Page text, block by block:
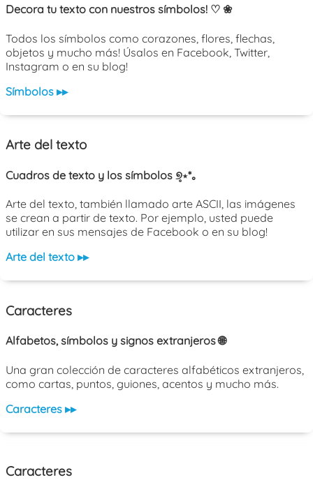
Decora tu texto con nuestros símbolos! ♡ ❀
Todos los símbolos como corazones, flores, flechas,
objetos y mucho más! Úsalos en Facebook, Twitter,
Instagram o en su blog!
Símbolos ▸▸
Arte del texto
Cuadros de texto y los símbolos ୭̥⋆*｡
Arte del texto, también llamado arte ASCII, las imágenes
se crean a partir de texto. Por ejemplo, usted puede
utilizar en sus mensajes de Facebook o en su blog!
Arte del texto ▸▸
Caracteres
Alfabetos, símbolos y signos extranjeros 🌐
Una gran colección de caracteres alfabéticos extranjeros,
como cartas, puntos, guiones, acentos y mucho más.
Caracteres ▸▸
Caracteres